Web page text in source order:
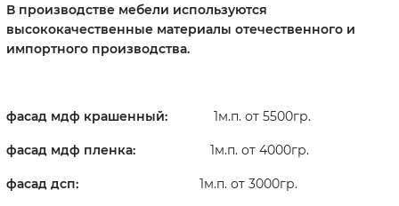
В производстве мебели используются
высококачественные материалы отечественного и
импортного производства.
фасад мдф крашенный: 1м.п. от 5500гр.
фасад мдф пленка: 1м.п. от 4000гр.
фасад дсп: 1м.п. от 3000гр.